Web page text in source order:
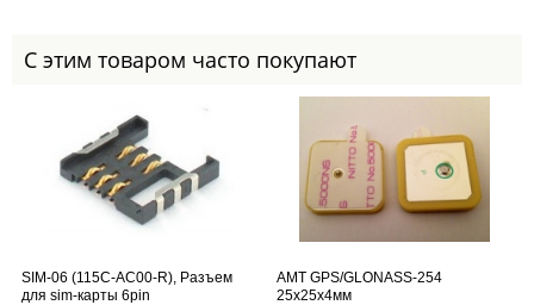
С этим товаром часто покупают
SIM-06 (115C-AC00-R), Разъем
для sim-карты 6pin
AMT GPS/GLONASS-254
25x25x4мм